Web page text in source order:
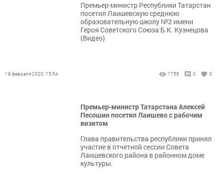
Премьер-министр Республики Татарстан
посетил Лаишевскую среднюю
образовательную школу №2 имени
Героя Советского Союза Б.К. Кузнецова
(Видео)
19 февраля 2020, 15:54 1758 0 0
Премьер-министр Татарстана Алексей
Песошин посетил Лаишево с рабочим
визитом
Глава правительства республики принял
участие в отчетной сессии Совета
Лаишевского района в районном доме
культуры.